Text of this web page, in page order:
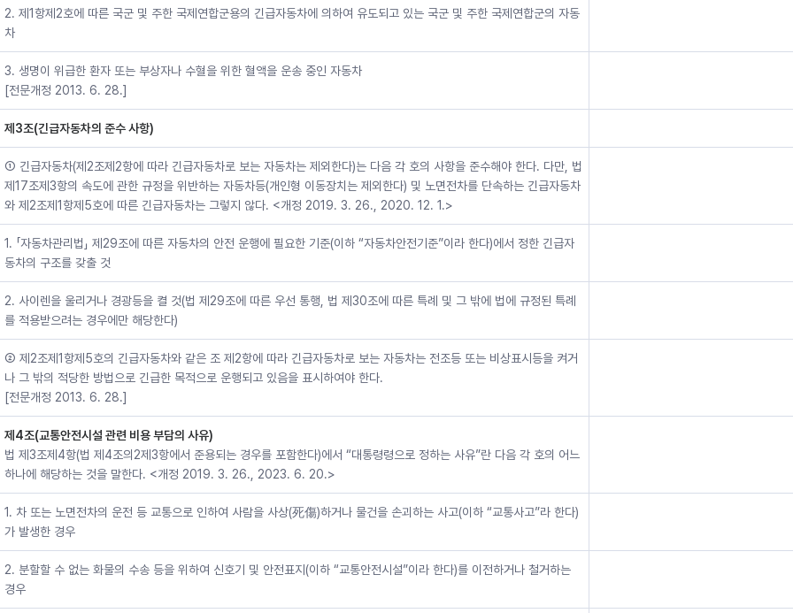
2. 제1항제2호에 따른 국군 및 주한 국제연합군용의 긴급자동차에 의하여 유도되고 있는 국군 및 주한 국제연합군의 자동
차
3. 생명이 위급한 환자 또는 부상자나 수혈을 위한 혈액을 운송 중인 자동차
[전문개정 2013. 6. 28.]
제3조(긴급자동차의 준수 사항)
① 긴급자동차(제2조제2항에 따라 긴급자동차로 보는 자동차는 제외한다)는 다음 각 호의 사항을 준수해야 한다. 다만, 법
제17조제3항의 속도에 관한 규정을 위반하는 자동차등(개인형 이동장치는 제외한다) 및 노면전차를 단속하는 긴급자동차
와 제2조제1항제5호에 따른 긴급자동차는 그렇지 않다. <개정 2019. 3. 26., 2020. 12. 1.>
1. 「자동차관리법」 제29조에 따른 자동차의 안전 운행에 필요한 기준(이하 “자동차안전기준”이라 한다)에서 정한 긴급자
동차의 구조를 갖출 것
2. 사이렌을 울리거나 경광등을 켤 것(법 제29조에 따른 우선 통행, 법 제30조에 따른 특례 및 그 밖에 법에 규정된 특례
를 적용받으려는 경우에만 해당한다)
② 제2조제1항제5호의 긴급자동차와 같은 조 제2항에 따라 긴급자동차로 보는 자동차는 전조등 또는 비상표시등을 켜거
나 그 밖의 적당한 방법으로 긴급한 목적으로 운행되고 있음을 표시하여야 한다.
[전문개정 2013. 6. 28.]
제4조(교통안전시설 관련 비용 부담의 사유)
법 제3조제4항(법 제4조의2제3항에서 준용되는 경우를 포함한다)에서 “대통령령으로 정하는 사유”란 다음 각 호의 어느
하나에 해당하는 것을 말한다. <개정 2019. 3. 26., 2023. 6. 20.>
1. 차 또는 노면전차의 운전 등 교통으로 인하여 사람을 사상(死傷)하거나 물건을 손괴하는 사고(이하 “교통사고”라 한다)
가 발생한 경우
2. 분할할 수 없는 화물의 수송 등을 위하여 신호기 및 안전표지(이하 “교통안전시설”이라 한다)를 이전하거나 철거하는
경우